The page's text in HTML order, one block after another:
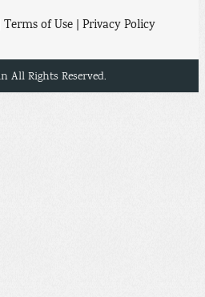
of Use | Privacy Policy
All Rights Reserved.